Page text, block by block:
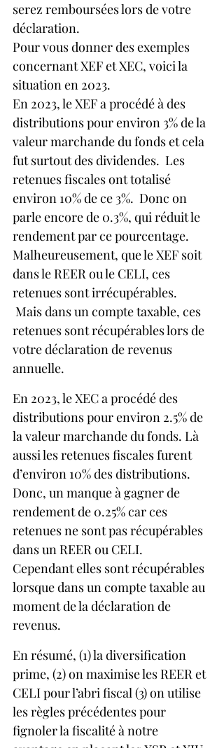
serez remboursées lors de votre
déclaration.
Pour vous donner des exemples
concernant XEF et XEC, voici la
situation en 2023.
En 2023, le XEF a procédé à des
distributions pour environ 3% de la
valeur marchande du fonds et cela
fut surtout des dividendes.  Les
retenues fiscales ont totalisé
environ 10% de ce 3%.  Donc on
parle encore de 0.3%, qui réduit le
rendement par ce pourcentage.
Malheureusement, que le XEF soit
dans le REER ou le CELI, ces
retenues sont irrécupérables.
Mais dans un compte taxable, ces
retenues sont récupérables lors de
votre déclaration de revenus
annuelle.
En 2023, le XEC a procédé des
distributions pour environ 2.5% de
la valeur marchande du fonds. Là
aussi les retenues fiscales furent
d’environ 10% des distributions.
Donc, un manque à gagner de
rendement de 0.25% car ces
retenues ne sont pas récupérables
dans un REER ou CELI.
Cependant elles sont récupérables
lorsque dans un compte taxable au
moment de la déclaration de
revenus.
En résumé, (1) la diversification
prime, (2) on maximise les REER et
CELI pour l’abri fiscal (3) on utilise
les règles précédentes pour
fignoler la fiscalité à notre